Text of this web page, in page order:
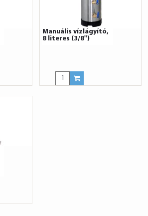
Manuális vízlágyító,
8 literes (3/8")